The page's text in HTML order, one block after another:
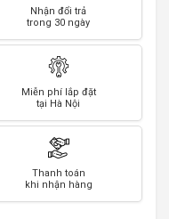
Nhận đổi trả
trong 30 ngày
Miễn phí lắp đặt
tại Hà Nội
Thanh toán
khi nhận hàng